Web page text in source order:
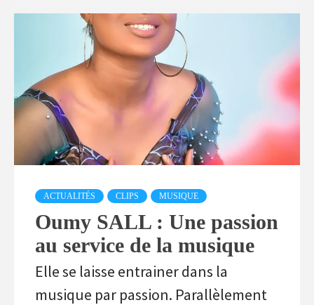
ACTUALITÉS CLIPS MUSIQUE
Oumy SALL : Une passion
au service de la musique
Elle se laisse entrainer dans la
musique par passion. Parallèlement